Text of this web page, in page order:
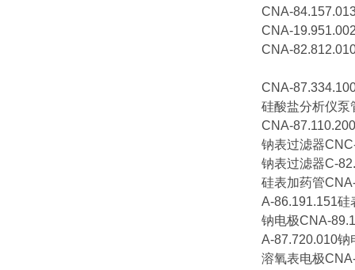
CNA-
CNA-
CNA-
CNA-
硅酸盐分析仪泵
CNA-
钠表过滤器
钠表过滤器C-
硅表加药管
A-86.191.151硅
钠电极CNA-
A-87.720.010钠
溶氧表电极